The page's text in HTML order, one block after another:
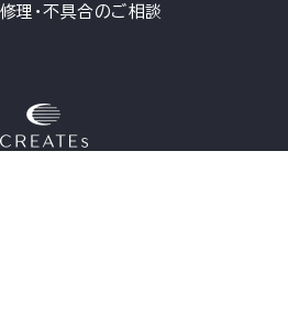
修理・不具合のご相談